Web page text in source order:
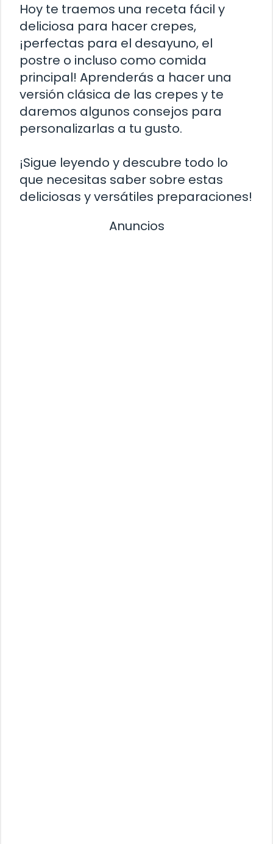
Hoy te traemos una receta fácil y
deliciosa para hacer crepes,
¡perfectas para el desayuno, el
postre o incluso como comida
principal! Aprenderás a hacer una
versión clásica de las crepes y te
daremos algunos consejos para
personalizarlas a tu gusto.
¡Sigue leyendo y descubre todo lo
que necesitas saber sobre estas
deliciosas y versátiles preparaciones!
Anuncios